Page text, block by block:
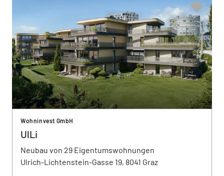
Wohninvest GmbH
UlLi
Neubau von 29 Eigentumswohnungen
Ulrich-Lichtenstein-Gasse 19, 8041 Graz